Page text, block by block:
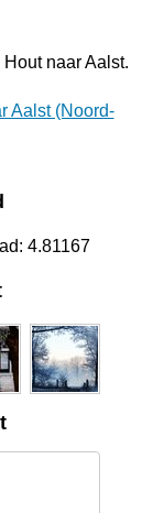
naar Aalst.
Aalst (Noord-
4.81167